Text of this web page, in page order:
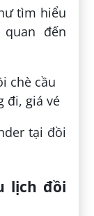
tìm hiểu
đến
tại đồi
lịch đồi